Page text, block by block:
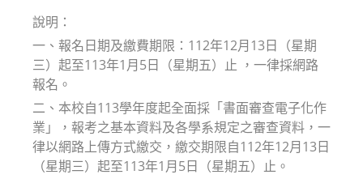
說明：
一、報名日期及繳費期限：112年12月13日（星期
三）起至113年1月5日（星期五）止 ，一律採網路
報名。
二、本校自113學年度起全面採「書面審查電子化作
業」，報考之基本資料及各學系規定之審查資料，一
律以網路上傳方式繳交，繳交期限自112年12月13日
（星期三）起至113年1月5日（星期五）止。